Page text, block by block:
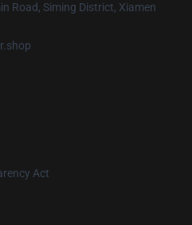
Road, Siming District, Xiamen
Act